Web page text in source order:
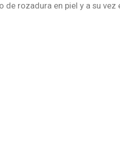
rozadura en piel y a su